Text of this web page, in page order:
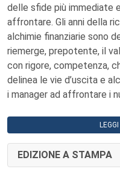
delle sfide più immediate
affrontare. Gli anni della
alchimie finanziarie sono
riemerge, prepotente, il
con rigore, competenza,
delinea le vie d’uscita e
i manager ad affrontare i
EDIZIONE A STAMPA